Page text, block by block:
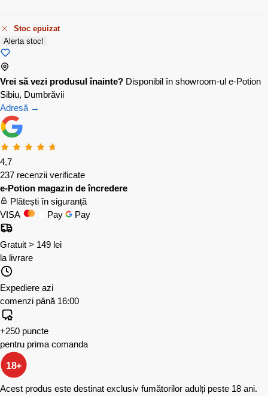
Stoc epuizat
Alerta stoc!
Vrei să vezi produsul înainte? Disponibil în showroom-ul e-Potion
Sibiu, Dumbrăvii
Adresă →
4,7
237 recenzii verificate
e-Potion magazin de încredere
Plătești în siguranță
VISA
Pay Pay
Gratuit > 149 lei
la livrare
Expediere azi
comenzi până 16:00
+250 puncte
pentru prima comanda
18+
Acest produs este destinat exclusiv fumătorilor adulți peste 18 ani.